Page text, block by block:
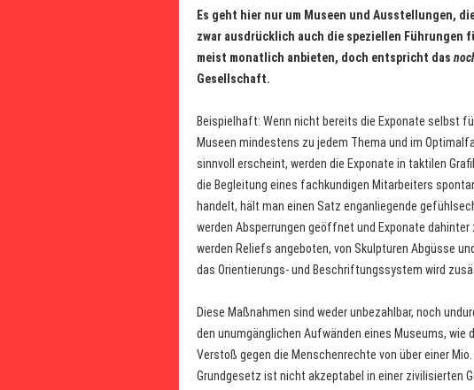
Es geht hier nur um Museen und Ausstellungen,
zwar ausdrücklich auch die speziellen Führungen
meist monatlich anbieten, doch entspricht das
Gesellschaft.
Beispielhaft: Wenn nicht bereits die Exponate selbst
Museen mindestens zu jedem Thema und im
sinnvoll erscheint, werden die Exponate in taktilen
die Begleitung eines fachkundigen Mitarbeiters
handelt, hält man einen Satz enganliegende
werden Absperrungen geöffnet und Exponate
werden Reliefs angeboten, von Skulpturen Abgüsse
das Orientierungs- und Beschriftungssystem wird
Diese Maßnahmen sind weder unbezahlbar, noch
den unumgänglichen Aufwänden eines Museums, wie
Verstoß gegen die Menschenrechte von über einer
Grundgesetz ist nicht akzeptabel in einer zivilisierten